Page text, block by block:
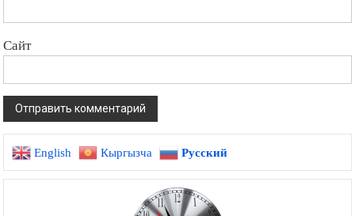
Сайт
English Кыргызча Русский